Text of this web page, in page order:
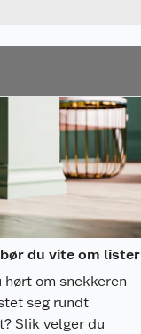
du vite om lister
hørt om snekkeren
seg rundt
Slik velger du